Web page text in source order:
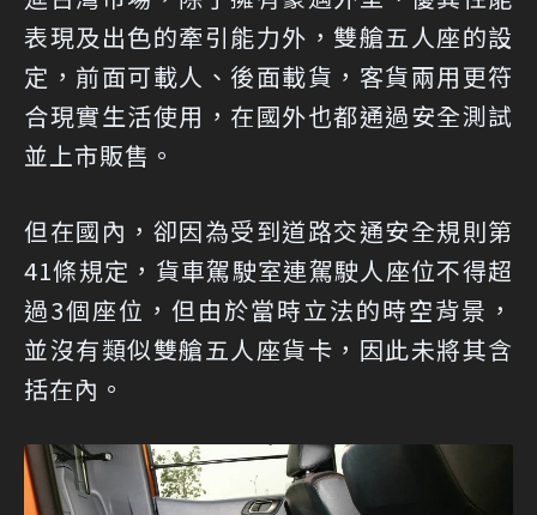
表現及出色的牽引能力外，雙艙五人座的設
定，前面可載人、後面載貨，客貨兩用更符
合現實生活使用，在國外也都通過安全測試
並上市販售。
但在國內，卻因為受到道路交通安全規則第
41條規定，貨車駕駛室連駕駛人座位不得超
過3個座位，但由於當時立法的時空背景，
並沒有類似雙艙五人座貨卡，因此未將其含
括在內。